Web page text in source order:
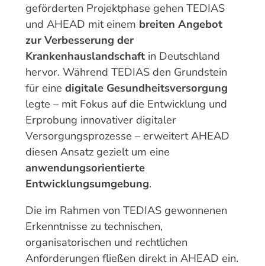
geförderten Projektphase gehen TEDIAS
und AHEAD mit einem breiten Angebot
zur Verbesserung der
Krankenhauslandschaftin Deutschland
hervor. Während TEDIAS den Grundstein
für eine digitale Gesundheitsversorgung
legte – mit Fokus auf die Entwicklung und
Erprobung innovativer digitaler
Versorgungsprozesse – erweitert AHEAD
diesen Ansatz gezielt um eine
anwendungsorientierte
Entwicklungsumgebung.
Die im Rahmen von TEDIAS gewonnenen
Erkenntnisse zu technischen,
organisatorischen und rechtlichen
Anforderungen fließen direkt in AHEAD ein.